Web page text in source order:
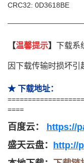
CRC32: 0D3618BE
【温馨提示】 下载系
因下载传输时损坏引
★ 下载地址：
====
百度云：
https://
盛天云盘： http://